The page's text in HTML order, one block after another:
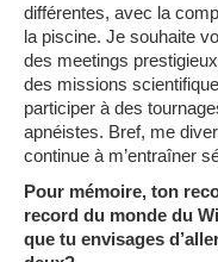
différentes, avec la
la piscine. Je souhaite
des meetings
des missions
participer à des
apnéistes. Bref, me
continue à m’entraîner
Pour mémoire, ton
record du monde du
que tu envisages